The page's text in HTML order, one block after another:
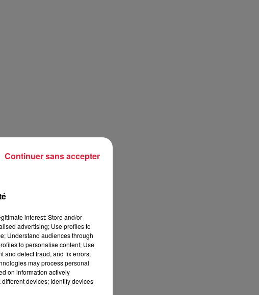
taxis
vers
la
interest: Store and/or
advertising; Use profiles to
Understand audiences through
to personalise content; Use
and detect fraud, and fix errors;
may process personal
on information actively
devices; Identify devices
Continuer sans accepter